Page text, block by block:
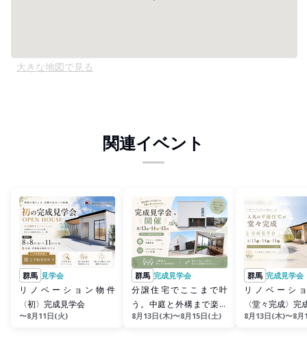
大きな地図で見る
関連イベント
群馬 見学会
リノベーション物件
〈初〉完成見学会
〜8月11日(火)
群馬 完成見学会
分譲住宅でここまで叶
う。中庭と外構まで楽し
める完成見学会
8月13日(木)〜8月15日(土)
群馬 完成見学会
リノベーシ
〈堂々完成〉完
8月13日(木)〜8月